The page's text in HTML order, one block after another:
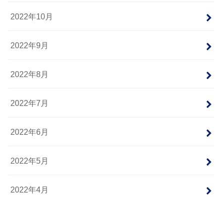
2022年10月
2022年9月
2022年8月
2022年7月
2022年6月
2022年5月
2022年4月